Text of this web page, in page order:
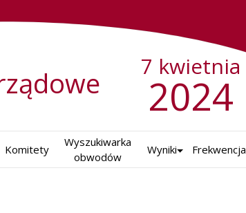
2024
7 kwietnia
Komitety
Wyszukiwarka
obwodów
Wyniki Frekwencja